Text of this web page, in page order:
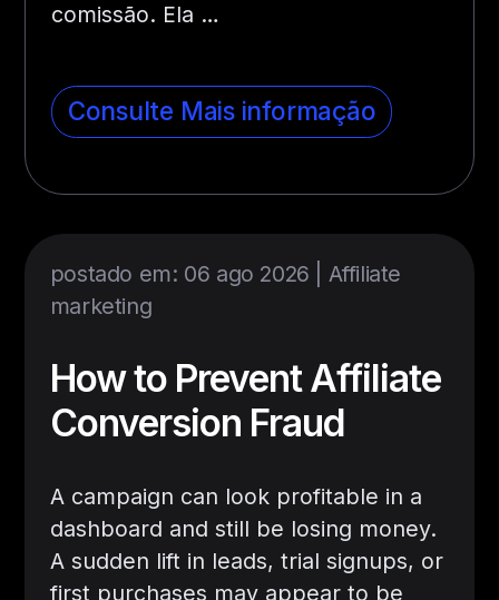
comissão. Ela …
Consulte Mais informação
postado em: 06 ago 2026 | Affiliate
marketing
How to Prevent Affiliate
Conversion Fraud
A campaign can look profitable in a
dashboard and still be losing money.
A sudden lift in leads, trial signups, or
first purchases may appear to be